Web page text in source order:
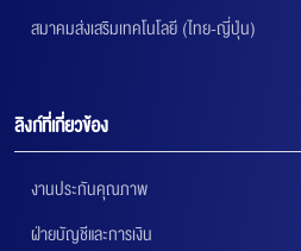
สมาคมส่งเสริมเทคโนโลยี (ไทย-ญี่ปุ่น)
ลิงก์ที่เกี่ยวข้อง
งานประกันคุณภาพ
ฝ่ายบัญชีและการเงิน